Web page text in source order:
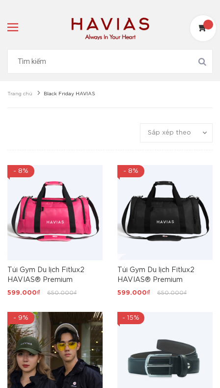
Trang chủ Black Friday HAVIAS
Sắp xếp theo
- 8%
Túi Gym Du lịch Fitlux2
HAVIAS® Premium
599.000₫ 650.000₫
- 8%
Túi Gym Du lịch Fitlux2
HAVIAS® Premium
599.000₫ 650.000₫
- 9% - 15%